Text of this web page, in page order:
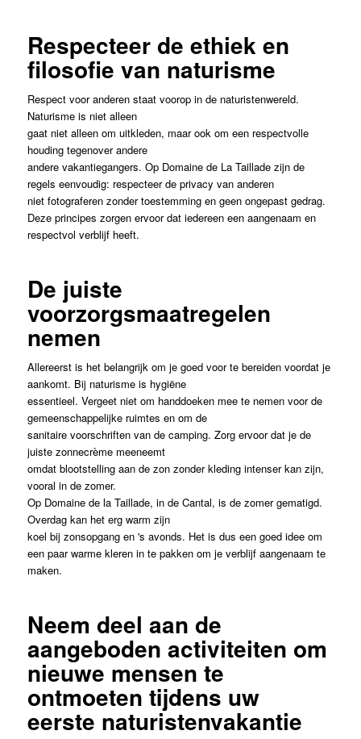
Respecteer de ethiek en
filosofie van naturisme
Respect voor anderen staat voorop in de naturistenwereld.
Naturisme is niet alleen
gaat niet alleen om uitkleden, maar ook om een respectvolle
houding tegenover andere
andere vakantiegangers. Op Domaine de La Taillade zijn de
regels eenvoudig: respecteer de privacy van anderen
niet fotograferen zonder toestemming en geen ongepast gedrag.
Deze principes zorgen ervoor dat iedereen een aangenaam en
respectvol verblijf heeft.
De juiste
voorzorgsmaatregelen
nemen
Allereerst is het belangrijk om je goed voor te bereiden voordat je
aankomt. Bij naturisme is hygiëne
essentieel. Vergeet niet om handdoeken mee te nemen voor de
gemeenschappelijke ruimtes en om de
sanitaire voorschriften van de camping. Zorg ervoor dat je de
juiste zonnecrème meeneemt
omdat blootstelling aan de zon zonder kleding intenser kan zijn,
vooral in de zomer.
Op Domaine de la Taillade, in de Cantal, is de zomer gematigd.
Overdag kan het erg warm zijn
koel bij zonsopgang en 's avonds. Het is dus een goed idee om
een paar warme kleren in te pakken om je verblijf aangenaam te
maken.
Neem deel aan de
aangeboden activiteiten om
nieuwe mensen te
ontmoeten tijdens uw
eerste naturistenvakantie